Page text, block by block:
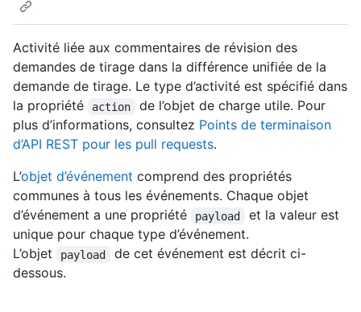
Activité liée aux commentaires de révision des
demandes de tirage dans la différence unifiée de la
demande de tirage. Le type d’activité est spécifié dans
la propriété
action
de l’objet de charge utile. Pour
plus d’informations, consultez Points de terminaison
d’API REST pour les pull requests.
L’objet d’événement comprend des propriétés
communes à tous les événements. Chaque objet
d’événement a une propriété
payload
et la valeur est
unique pour chaque type d’événement.
L’objet
payload
de cet événement est décrit ci-
dessous.